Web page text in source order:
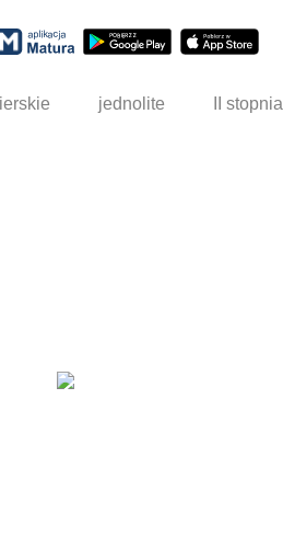
jednolite II stopnia